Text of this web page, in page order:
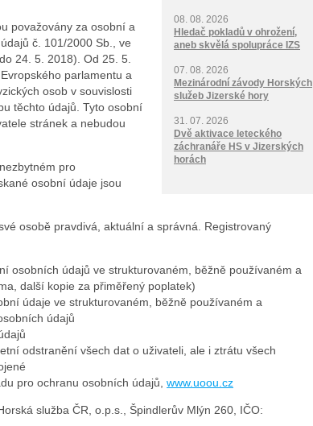
08. 08. 2026
Hledač pokladů v ohrožení,
aneb skvělá spolupráce IZS
07. 08. 2026
Mezinárodní závody Horských
služeb Jizerské hory
31. 07. 2026
Dvě aktivace leteckého
záchranáře HS v Jizerských
horách
považovány za osobní a
č. 101/2000 Sb., ve
24. 5. 2018). Od 25. 5.
parlamentu a
osob v souvislosti
těchto údajů. Tyto osobní
stránek a nebudou
pro
osobní údaje jsou
osobě pravdivá, aktuální a správná. Registrovaný
osobních údajů ve strukturovaném, běžně používaném a
další kopie za přiměřený poplatek)
údaje ve strukturovaném, běžně používaném a
údajů
odstranění všech dat o uživateli, ale i ztrátu všech
pro ochranu osobních údajů, www.uoou.cz
služba ČR, o.p.s., Špindlerův Mlýn 260, IČO: